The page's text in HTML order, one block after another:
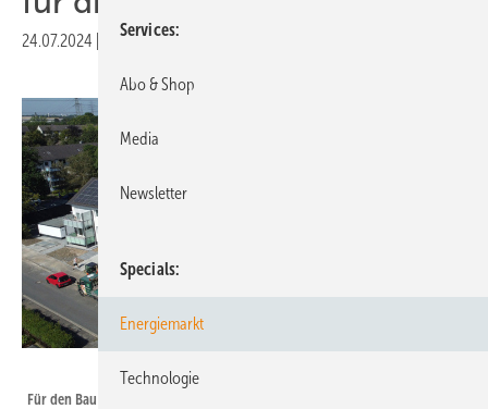
24.07.2024 Druckvorschau
Für den Bau und Betrieb von Gebäude gibt es inzwischen jede Menge
Services
Abo & Shop
Media
Newsletter
Specials
Energiemarkt
Technologie